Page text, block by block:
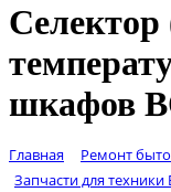
шкафов
Главная Ремонт
Запчасти для техники